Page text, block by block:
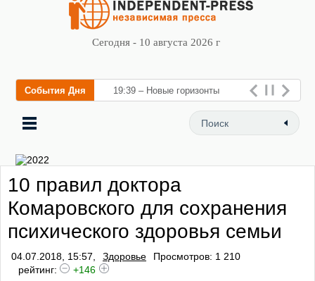
Сегодня - 10 августа 2026 г
События Дня 19:39 – Новые горизонты
флебологии: в Москве
открылся «Городской центр
заболеваний вен и
профилактики тромбоза
10 правил доктора
Комаровского для сохранения
психического здоровья семьи
04.07.2018, 15:57, Здоровье
Просмотров: 1 210
рейтинг:
+146